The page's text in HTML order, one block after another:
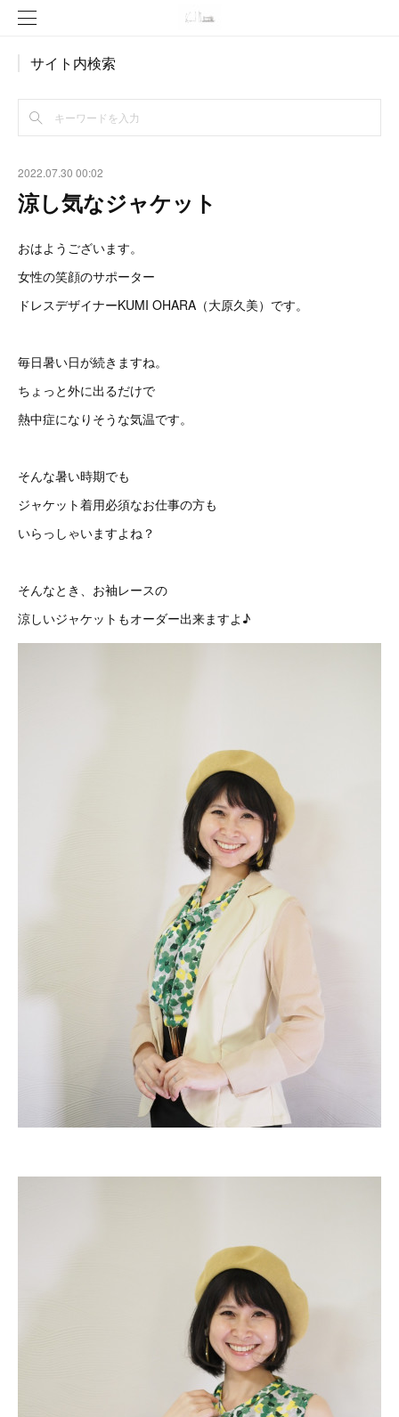
サイト内検索
2022.07.30 00:02
涼し気なジャケット
おはようございます。
女性の笑顔のサポーター
ドレスデザイナーKUMI OHARA（大原久美）です。
毎日暑い日が続きますね。
ちょっと外に出るだけで
熱中症になりそうな気温です。
そんな暑い時期でも
ジャケット着用必須なお仕事の方も
いらっしゃいますよね？
そんなとき、お袖レースの
涼しいジャケットもオーダー出来ますよ♪